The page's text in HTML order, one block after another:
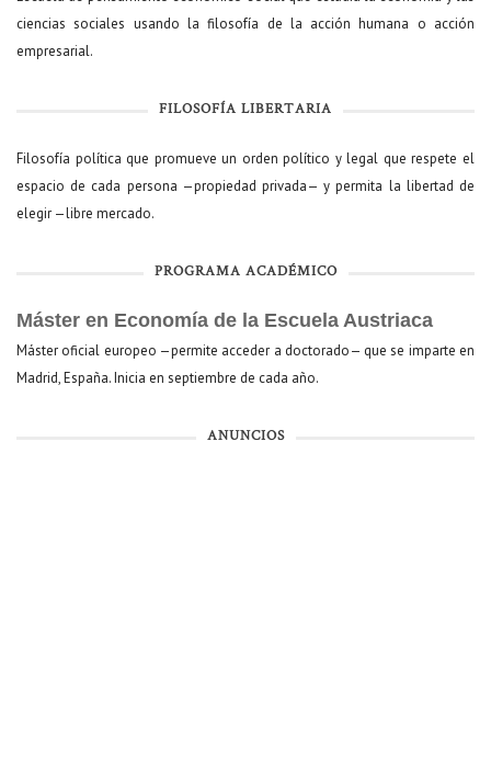
ciencias sociales usando la filosofía de la acción humana o acción
empresarial.
FILOSOFÍA LIBERTARIA
Filosofía política que promueve un orden político y legal que respete el
espacio de cada persona —propiedad privada— y permita la libertad de
elegir —libre mercado.
PROGRAMA ACADÉMICO
Máster en Economía de la Escuela Austriaca
Máster oficial europeo —permite acceder a doctorado— que se imparte en
Madrid, España. Inicia en septiembre de cada año.
ANUNCIOS